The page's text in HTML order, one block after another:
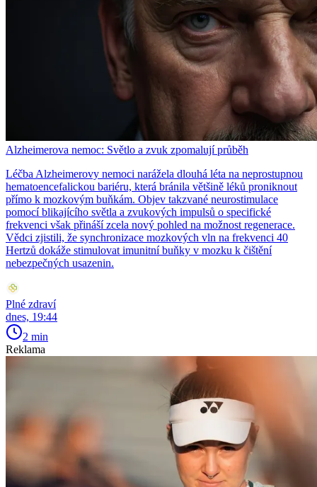
Alzheimerova nemoc: Světlo a zvuk zpomalují průběh
Léčba Alzheimerovy nemoci narážela dlouhá léta na neprostupnou
hematoencefalickou bariéru, která bránila většině léků proniknout
přímo k mozkovým buňkám. Objev takzvané neurostimulace
pomocí blikajícího světla a zvukových impulsů o specifické
frekvenci však přináší zcela nový pohled na možnost regenerace.
Vědci zjistili, že synchronizace mozkových vln na frekvenci 40
Hertzů dokáže stimulovat imunitní buňky v mozku k čištění
nebezpečných usazenin.
Plné zdraví
dnes, 19:44
2 min
Reklama